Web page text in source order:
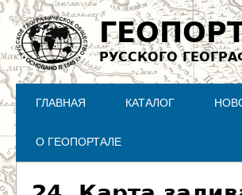
РУССКОГО
ГЛАВНАЯ КАТАЛОГ
О ГЕОПОРТАЛЕ